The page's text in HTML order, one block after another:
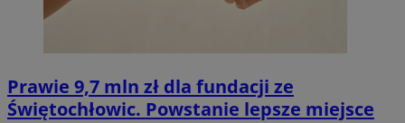
Prawie 9,7 mln zł dla fundacji ze
Świętochłowic. Powstanie lepsze miejsce